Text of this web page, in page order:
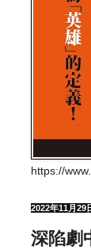
https://
2022年11月29
深陷劇